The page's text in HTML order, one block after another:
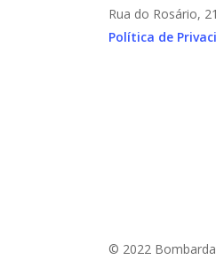
Rua do Rosário,
Política de
© 2022